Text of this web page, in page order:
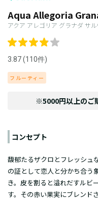
Aqua Allegoria
アクア アレゴリア グラナダ サ
3.87 (110件)
フルーティー
※5000円以上のご
コンセプト
馥郁たるザクロとフレッシュ
の証として恋人と分かち合う
き。皮を割ると溢れだすルビ
す。その赤い果実にブレンド